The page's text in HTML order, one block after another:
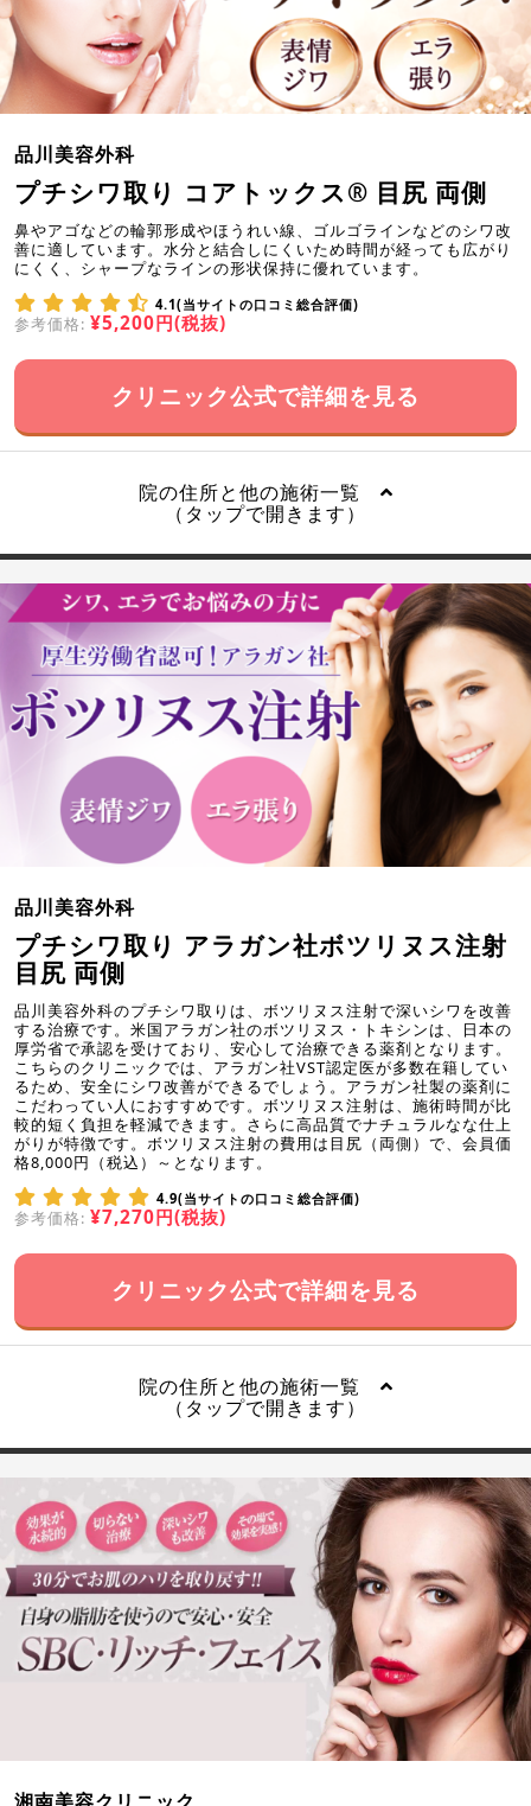
品川美容外科
プチシワ取り コアトックス® 目尻 両側
鼻やアゴなどの輪郭形成やほうれい線、ゴルゴラインなどのシワ改
善に適しています。水分と結合しにくいため時間が経っても広がり
にくく、シャープなラインの形状保持に優れています。
4.1(当サイトの口コミ総合評価)
参考価格: ¥5,200円(税抜)
クリニック公式で詳細を見る
院の住所と他の施術一覧
（タップで開きます）
品川美容外科
プチシワ取り アラガン社ボツリヌス注射
目尻 両側
品川美容外科のプチシワ取りは、ボツリヌス注射で深いシワを改善
する治療です。米国アラガン社のボツリヌス・トキシンは、日本の
厚労省で承認を受けており、安心して治療できる薬剤となります。
こちらのクリニックでは、アラガン社VST認定医が多数在籍してい
るため、安全にシワ改善ができるでしょう。アラガン社製の薬剤に
こだわってい人におすすめです。ボツリヌス注射は、施術時間が比
較的短く負担を軽減できます。さらに高品質でナチュラルなな仕上
がりが特徴です。ボツリヌス注射の費用は目尻（両側）で、会員価
格8,000円（税込）～となります。
4.9(当サイトの口コミ総合評価)
参考価格: ¥7,270円(税抜)
クリニック公式で詳細を見る
院の住所と他の施術一覧
（タップで開きます）